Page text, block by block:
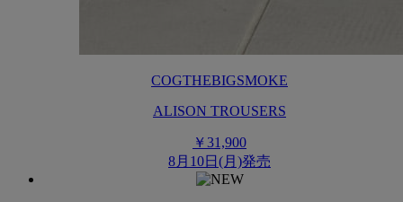
COGTHEBIGSMOKE
ALISON TROUSERS
￥31,900
8月10日(月)発売